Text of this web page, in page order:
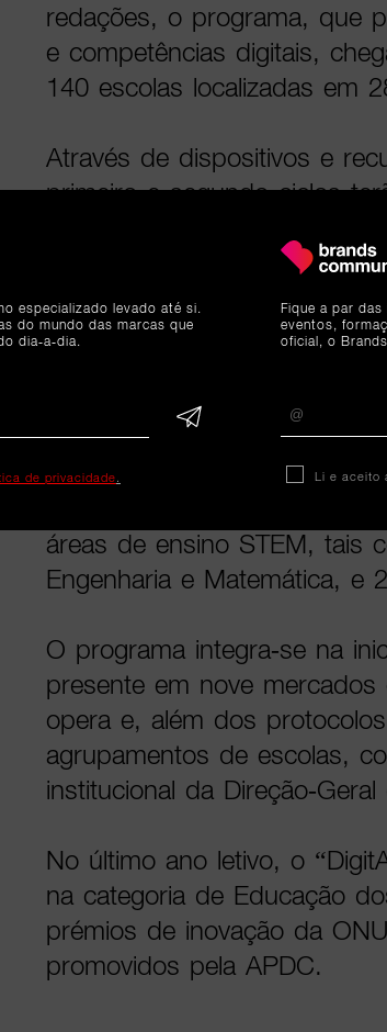
redações, o programa, que
e competências digitais,
140 escolas localizadas em
Através de dispositivos e
primeiro e segundo ciclos
quais irão desenvolver
tecnologias e explorar
comportamentais e sociais,
Além disso, a
casa com a “DigitALL em
Para assegurar a
áreas de ensino STEM, tais
Engenharia e Matemática, e
O programa integra-se na
presente em nove
opera e, além dos
agrupamentos de escolas,
institucional da Direção-
No último ano letivo, o
na categoria de Educação
prémios de inovação da
promovidos pela APDC.
especializado levado até si.
do mundo das marcas que
dia-a-dia.
de privacidade.
Fique a par
eventos,
oficial, o
Li e aceito